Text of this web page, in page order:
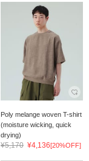
Poly melange woven T-shirt
(moisture wicking, quick
drying)
¥5,170 ¥4,136[20%OFF]